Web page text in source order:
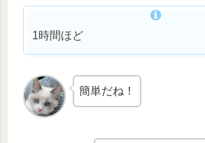
1時間ほど
簡単だね！